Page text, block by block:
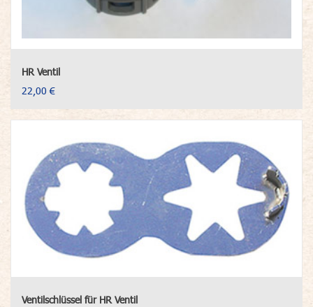
HR Ventil
22,00 €
Ventilschlüssel für HR Ventil